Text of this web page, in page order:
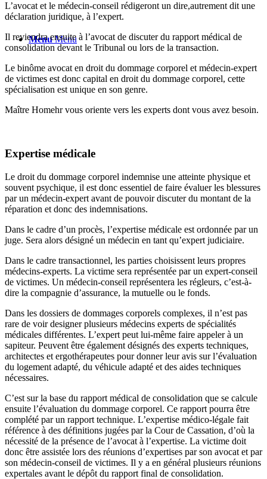
Menu Menu
L’avocat et le médecin-conseil rédigeront un dire,autrement dit une
déclaration juridique, à l’expert.
Il reviendra ensuite à l’avocat de discuter du rapport médical de
consolidation devant le Tribunal ou lors de la transaction.
Le binôme avocat en droit du dommage corporel et médecin-expert
de victimes est donc capital en droit du dommage corporel, cette
spécialisation est unique en son genre.
Maître Homehr vous oriente vers les experts dont vous avez besoin.
Expertise médicale
Le droit du dommage corporel indemnise une atteinte physique et
souvent psychique, il est donc essentiel de faire évaluer les blessures
par un médecin-expert avant de pouvoir discuter du montant de la
réparation et donc des indemnisations.
Dans le cadre d’un procès, l’expertise médicale est ordonnée par un
juge. Sera alors désigné un médecin en tant qu’expert judiciaire.
Dans le cadre transactionnel, les parties choisissent leurs propres
médecins-experts. La victime sera représentée par un expert-conseil
de victimes. Un médecin-conseil représentera les régleurs, c’est-à-
dire la compagnie d’assurance, la mutuelle ou le fonds.
Dans les dossiers de dommages corporels complexes, il n’est pas
rare de voir designer plusieurs médecins experts de spécialités
médicales différentes. L’expert peut lui-même faire appeler à un
sapiteur. Peuvent être également désignés des experts techniques,
architectes et ergothérapeutes pour donner leur avis sur l’évaluation
du logement adapté, du véhicule adapté et des aides techniques
nécessaires.
C’est sur la base du rapport médical de consolidation que se calcule
ensuite l’évaluation du dommage corporel. Ce rapport pourra être
complété par un rapport technique. L’expertise médico-légale fait
référence à des définitions jugées par la Cour de Cassation, d’où la
nécessité de la présence de l’avocat à l’expertise. La victime doit
donc être assistée lors des réunions d’expertises par son avocat et par
son médecin-conseil de victimes. Il y a en général plusieurs réunions
expertales avant le dépôt du rapport final de consolidation.